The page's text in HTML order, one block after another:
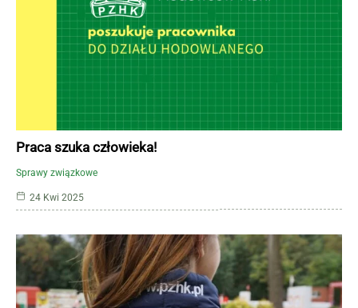
Sprawy związkowe
Praca szuka człowieka!
24 Kwi 2025